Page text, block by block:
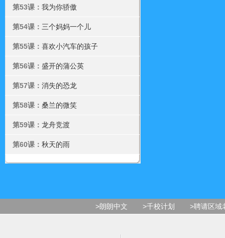
第53课： 我为你骄傲
第54课： 三个妈妈一个儿
第55课： 喜欢小汽车的孩子
第56课： 盛开的蒲公英
第57课： 消失的恐龙
第58课： 桑兰的微笑
第59课： 龙舟竞渡
第60课： 秋天的雨
>朗朗中文 >千校计划 >聘请区域